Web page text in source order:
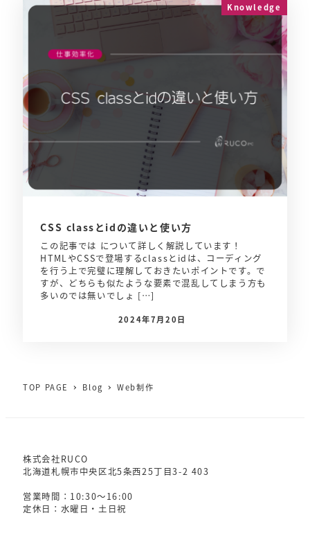
Knowledge
CSS classとidの違いと使い方
この記事では について詳しく解説しています！
HTMLやCSSで登場するclassとidは、コーディング
を行う上で完璧に理解しておきたいポイントです。で
すが、どちらも似たような要素で混乱してしまう方も
多いのでは無いでしょ […]
2024年7月20日
TOP PAGE Blog Web制作
株式会社RUCO
北海道札幌市中央区北5条西25丁目3-2 403
営業時間：10:30～16:00
定休日：水曜日・土日祝